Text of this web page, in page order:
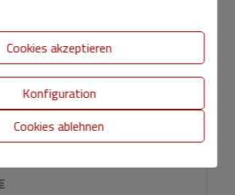
mit 5 Schlafzimmern
Cookies akzeptieren
Konfiguration
Cookies ablehnen